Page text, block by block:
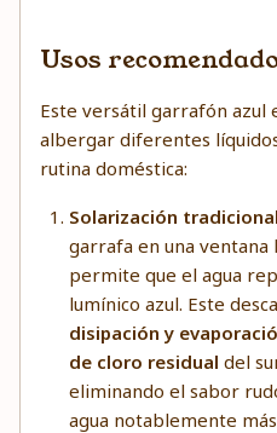
Usos
Este versátil garrafón azul
albergar diferentes
rutina doméstica:
Solarización
garrafa en una ventana
permite que el agua
lumínico azul. Este
disipación y
de cloro residual del
eliminando el sabor
agua notablemente